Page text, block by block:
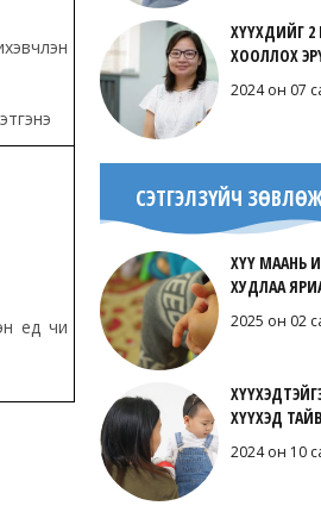
үед чи
ХҮҮХДИЙГ 2
ХООЛЛОХ
2024 он 07
СЭТГЭЛЗҮЙЧ
ХҮҮ МААНЬ
ХУДЛАА
2025 он 02
ХҮҮХЭД
2024 он 10